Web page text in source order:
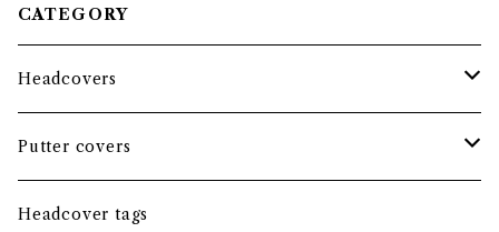
CATEGORY
Headcovers
Headcover bundle
Driver
Putter covers
Blade
Headcover tags